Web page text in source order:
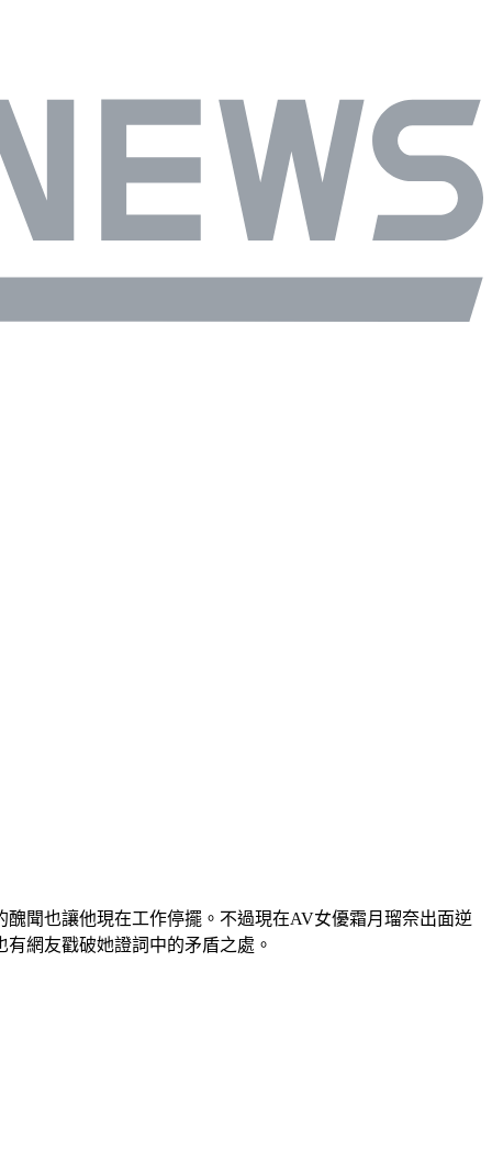
聞也讓他現在工作停擺。不過現在AV女優霜月瑠奈出面逆
網友戳破她證詞中的矛盾之處。